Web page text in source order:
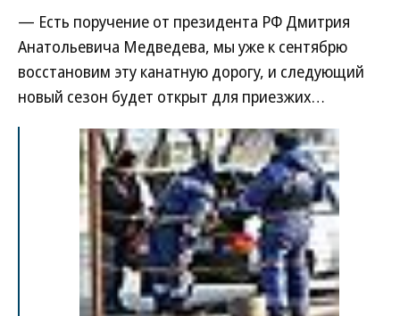
— Есть поручение от президента РФ Дмитрия
Анатольевича Медведева, мы уже к сентябрю
восстановим эту канатную дорогу, и следующий
новый сезон будет открыт для приезжих…